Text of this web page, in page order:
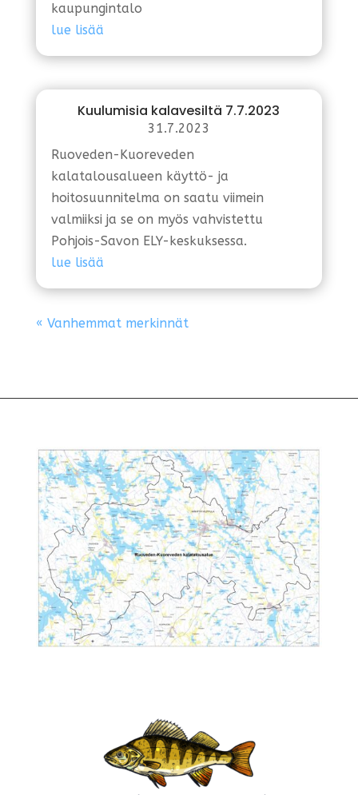
kaupungintalo
lue lisää
Kuulumisia kalavesiltä 7.7.2023
31.7.2023
Ruoveden-Kuoreveden
kalatalousalueen käyttö- ja
hoitosuunnitelma on saatu viimein
valmiiksi ja se on myös vahvistettu
Pohjois-Savon ELY-keskuksessa.
lue lisää
« Vanhemmat merkinnät